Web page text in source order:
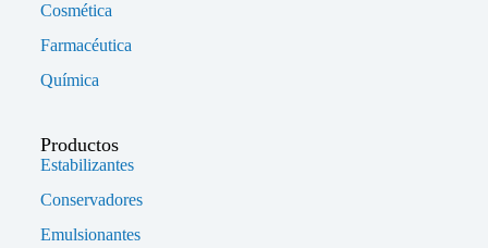
Cosmética
Farmacéutica
Química
Productos
Estabilizantes
Conservadores
Emulsionantes